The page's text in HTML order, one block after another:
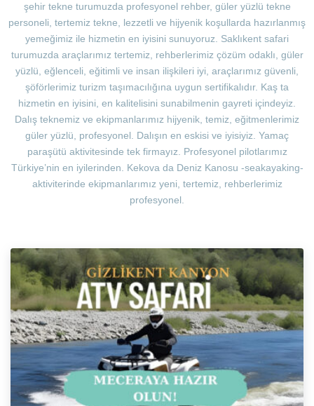
şehir tekne turumuzda profesyonel rehber, güler yüzlü tekne
personeli, tertemiz tekne, lezzetli ve hijyenik koşullarda hazırlanmış
yemeğimiz ile hizmetin en iyisini sunuyoruz. Saklıkent safari
turumuzda araçlarımız tertemiz, rehberlerimiz çözüm odaklı, güler
yüzlü, eğlenceli, eğitimli ve insan ilişkileri iyi, araçlarımız güvenli,
şöförlerimiz turizm taşımacılığına uygun sertifikalıdır. Kaş ta
hizmetin en iyisini, en kalitelisini sunabilmenin gayreti içindeyiz.
Dalış teknemiz ve ekipmanlarımız hijyenik, temiz, eğitmenlerimiz
güler yüzlü, profesyonel. Dalışın en eskisi ve iyisiyiz. Yamaç
paraşütü aktivitesinde tek firmayız. Profesyonel pilotlarımız
Türkiye’nin en iyilerinden. Kekova da Deniz Kanosu -seakayaking-
aktiviterinde ekipmanlarımız yeni, tertemiz, rehberlerimiz
profesyonel.